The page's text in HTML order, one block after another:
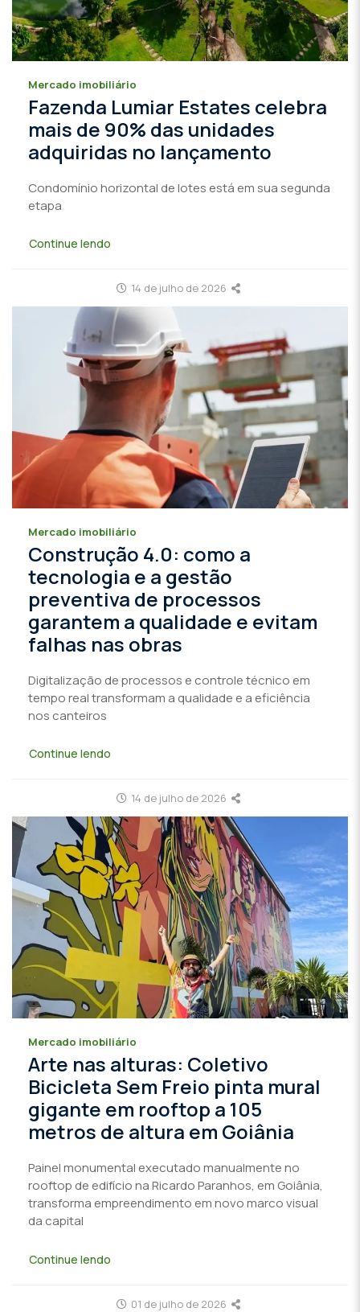
Mercado imobiliário
Fazenda Lumiar Estates celebra
mais de 90% das unidades
adquiridas no lançamento
Condomínio horizontal de lotes está em sua segunda
etapa
Continue lendo
14 de julho de 2026
Mercado imobiliário
Construção 4.0: como a
tecnologia e a gestão
preventiva de processos
garantem a qualidade e evitam
falhas nas obras
Digitalização de processos e controle técnico em
tempo real transformam a qualidade e a eficiência
nos canteiros
Continue lendo
14 de julho de 2026
Mercado imobiliário
Arte nas alturas: Coletivo
Bicicleta Sem Freio pinta mural
gigante em rooftop a 105
metros de altura em Goiânia
Painel monumental executado manualmente no
rooftop de edifício na Ricardo Paranhos, em Goiânia,
transforma empreendimento em novo marco visual
da capital
Continue lendo
01 de julho de 2026